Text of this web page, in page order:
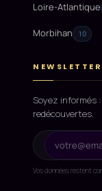
Loire-Atlantique
Morbihan 10
NEWSLETTER
Soyez informés
redécouvertes.
Vos données restent